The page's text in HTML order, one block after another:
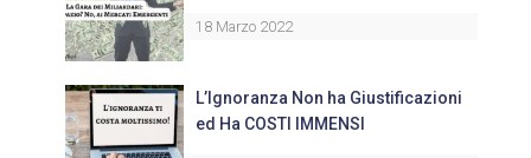
18 Marzo 2022
L’Ignoranza Non ha Giustificazioni
ed Ha COSTI IMMENSI